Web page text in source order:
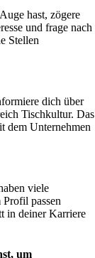
hast, zögere
und frage nach
Stellen
dich über
Tischkultur. Das
dem Unternehmen
viele
Profil passen
in deiner Karriere
um